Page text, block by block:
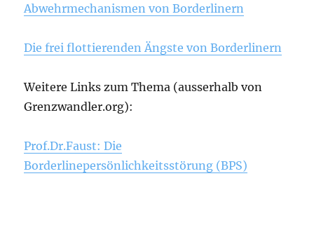
Abwehrmechanismen von Borderlinern
Die frei flottierenden Ängste von Borderlinern
Weitere Links zum Thema (ausserhalb von
Grenzwandler.org):
Prof.Dr.Faust: Die
Borderlinepersönlichkeitsstörung (BPS)